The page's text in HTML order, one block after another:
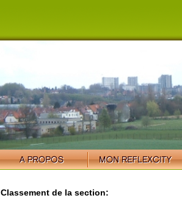
Classement de la section: